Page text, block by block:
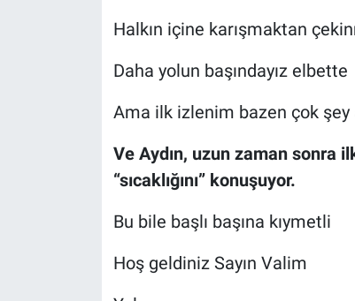
Halkın içine karışmaktan
Daha yolun başındayız elbette
Ama ilk izlenim bazen çok şey
Ve Aydın, uzun zaman sonra
“sıcaklığını” konuşuyor.
Bu bile başlı başına kıymetli
Hoş geldiniz Sayın Valim